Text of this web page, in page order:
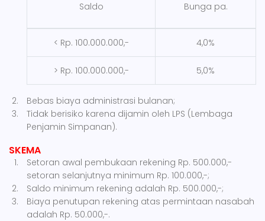
Saldo Bunga pa.
< Rp. 100.000.000,- 4,0%
> Rp. 100.000.000,- 5,0%
Bebas biaya administrasi bulanan;
Tidak berisiko karena dijamin oleh LPS (Lembaga
Penjamin Simpanan).
SKEMA
Setoran awal pembukaan rekening Rp. 500.000,-
setoran selanjutnya minimum Rp. 100.000,-;
Saldo minimum rekening adalah Rp. 500.000,-;
Biaya penutupan rekening atas permintaan nasabah
adalah Rp. 50.000,-.